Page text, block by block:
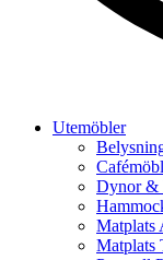
Utemöbler
Dynor &
Matplats
Matplats